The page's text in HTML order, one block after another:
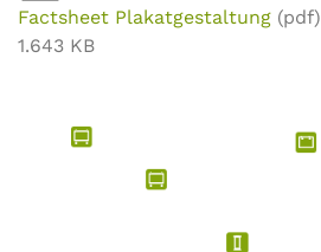
Factsheet Plakatgestaltung (pdf)
1.643 KB